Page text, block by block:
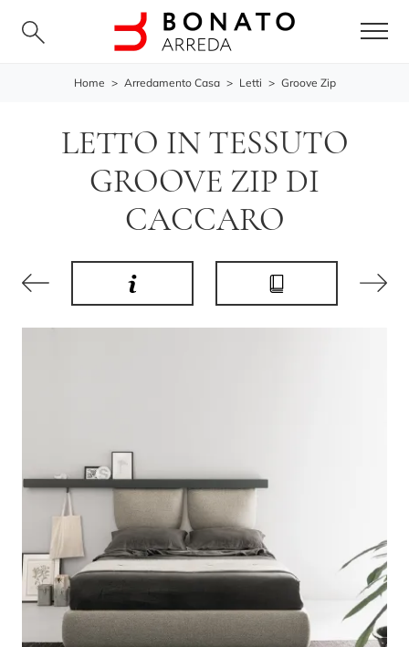
Home > Arredamento Casa > Letti > Groove Zip
LETTO IN TESSUTO
GROOVE ZIP DI
CACCARO